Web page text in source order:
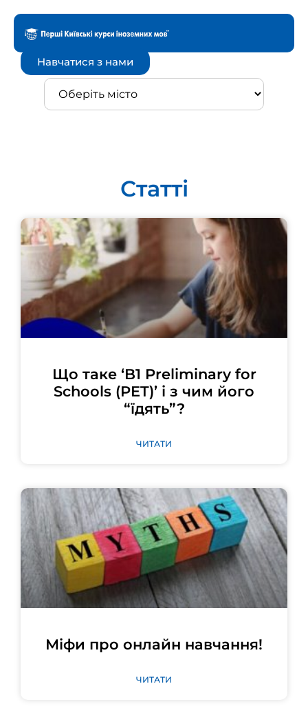
Навчатися з нами
Статті
Що таке ‘B1 Preliminary for
Schools (PET)’ і з чим його
“їдять”?
ЧИТАТИ
Міфи про онлайн навчання!
ЧИТАТИ